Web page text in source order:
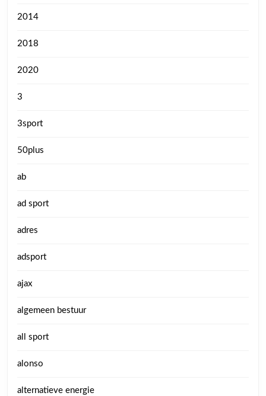
2014
2018
2020
3
3sport
50plus
ab
ad sport
adres
adsport
ajax
algemeen bestuur
all sport
alonso
alternatieve energie